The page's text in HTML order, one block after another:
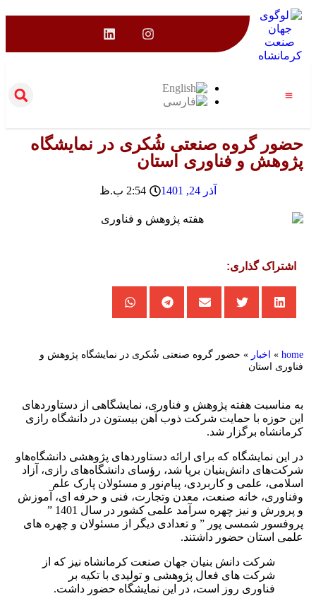
گروه صنعتی شُکری در نمایشگاه
و فناوری استان
2:54 ب.ظ
گذاری:
اخبار»حضور گروه صنعتی شُکری در نمایشگاه پژوهش و
استان
هفته پژوهش و فناوری، نمایشگاهی از دستاوردهای
با حمایت شرکت ذوب آهن بیستون در دانشگاه رازی
برگزار شد.
نمایشگاه که برای ارائه دستاوردهای پژوهشی دانشگاه‌هاو
دانش‌بنیان برپا شد، رؤسای دانشگاه‌های رازی، آزاد
علمی و کاربردی، پیام‌نور و مسئولان پارک علم
خانه صنعت، معدن وتجارت، فنی و حرفه ای، آموزش
و پرورش و نیز چهره سرآمد علمی کشور در سال 1401 ”
شمسی پور ” و تعدادی دیگر از مسئولان و چهره های
استان حضور داشتند.
شرکت دانش بنیان جهان صنعت کرمانشاه نیز که از
شرکت های فعال پژوهشی و تولیدی با تکیه بر
فناوری روز است، در این نمایشگاه حضور داشت.